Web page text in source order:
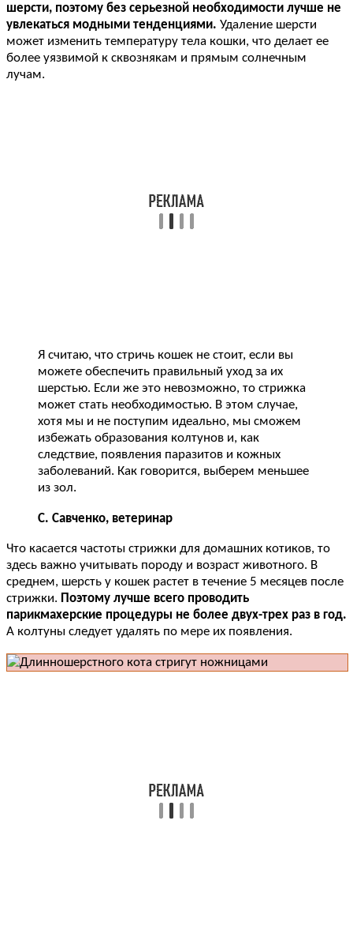
шерсти, поэтому без серьезной необходимости лучше не
увлекаться модными тенденциями. Удаление шерсти
может изменить температуру тела кошки, что делает ее
более уязвимой к сквознякам и прямым солнечным
лучам.
Я считаю, что стричь кошек не стоит, если вы
можете обеспечить правильный уход за их
шерстью. Если же это невозможно, то стрижка
может стать необходимостью. В этом случае,
хотя мы и не поступим идеально, мы сможем
избежать образования колтунов и, как
следствие, появления паразитов и кожных
заболеваний. Как говорится, выберем меньшее
из зол.
С. Савченко, ветеринар
Что касается частоты стрижки для домашних котиков, то
здесь важно учитывать породу и возраст животного. В
среднем, шерсть у кошек растет в течение 5 месяцев после
стрижки. Поэтому лучше всего проводить
парикмахерские процедуры не более двух-трех раз в год.
А колтуны следует удалять по мере их появления.